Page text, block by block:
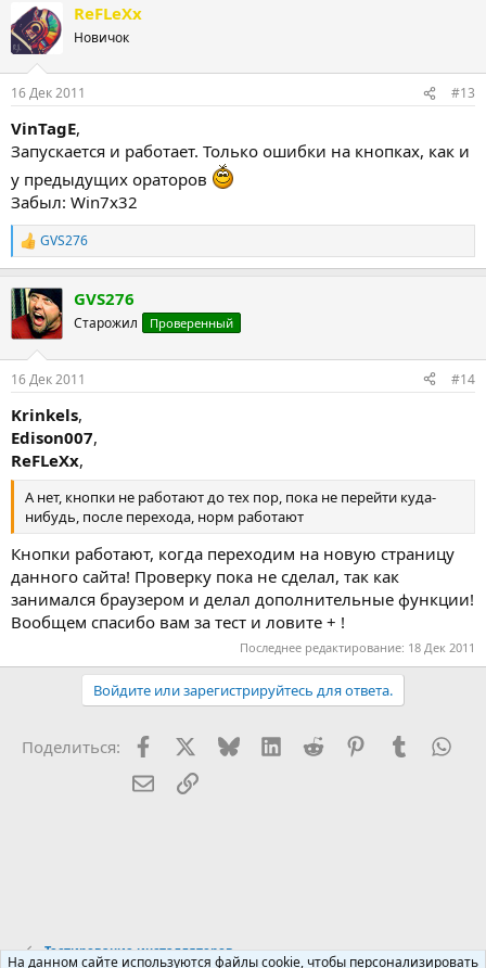
к
ц
и
ReFLeXx
Новичок
16 Дек 2011 #13
VinTagE,
Запускается и работает. Только ошибки на кнопках, как и
у предыдущих ораторов
Забыл: Win7x32
Р
е
к
ц
и
GVS276
GVS276
Старожил Проверенный
16 Дек 2011 #14
Krinkels,
Edison007,
ReFLeXx,
А нет, кнопки не работают до тех пор, пока не перейти куда-
нибудь, после перехода, норм работают
Кнопки работают, когда переходим на новую страницу
данного сайта! Проверку пока не сделал, так как
занимался браузером и делал дополнительные функции!
Вообщем спасибо вам за тест и ловите + !
Последнее редактирование: 18 Дек 2011
Войдите или зарегистрируйтесь для ответа.
Поделиться: FacebookX (Twitter)
BlueskyLinkedInReddit PinterestTumblr
Электронная почта
Ссылка
Тестирование инсталляторов
На данном сайте используются файлы cookie, чтобы персонализировать